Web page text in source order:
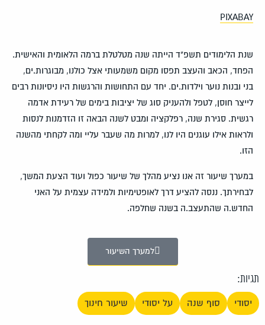
PIXABAY
שנת הלימודים תשפ"ד הייתה שנה מטלטלת ברמה הלאומית והאישית.
הפחד, הכאב והעצב תפסו מקום משמעותי אצל כולנו, מבוגרות.ים,
בני ובנות נוער וילדות.ים. יחד עם התחושות והרגשות היו ניסיונות רבים
לייצר חוסן, לטפל ולהעניק סוג של יציבות בימים של רעידת אדמה
רגשית. סגירת שנה, רפלקציה ומבט לשנה הבאה זו הזדמנות לנסות
ולראות אילו עוגנים היו לנו, למרות מה שעבר עליי ומה לקחתי מהשנה
הזו.
במערך שיעור זה אנו נציע מהלך של שיעור כפול ועוד הצעת המשך,
לבחירתך. ננסה להציע דרך לאופטימיות ולמידה עצמית על האני
החדש.ה שהתעצב.ה בשנה שחלפה.
למערך השיעור
תגיות:
יסודי סוף שנה על יסודי שיעור חינוך